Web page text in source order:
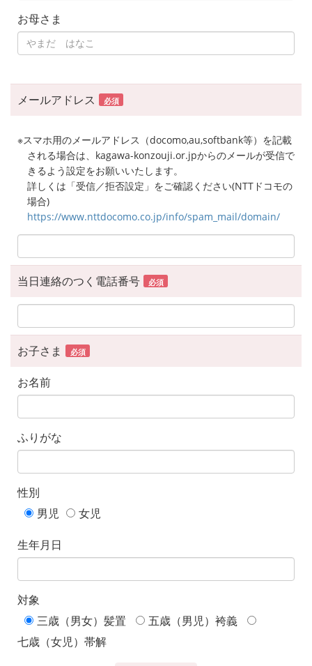
お母さま
メールアドレス 必須
※スマホ用のメールアドレス（docomo,au,softbank等）を記載
される場合は、kagawa-konzouji.or.jpからのメールが受信で
きるよう設定をお願いいたします。
詳しくは「受信／拒否設定」をご確認ください(NTTドコモの
場合)
https://www.nttdocomo.co.jp/info/spam_mail/domain/
当日連絡のつく電話番号 必須
お子さま 必須
お名前
ふりがな
性別
男児
女児
生年月日
対象
三歳（男女）髪置
五歳（男児）袴義
七歳（女児）帯解